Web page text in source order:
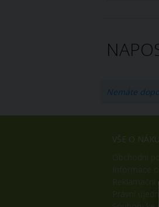
Nemáte
VŠE O